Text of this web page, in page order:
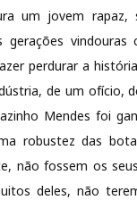
um jovem rapaz,
gerações
perdurar a
de um ofício,
Mendes foi
robustez das
não fossem os
deles, não